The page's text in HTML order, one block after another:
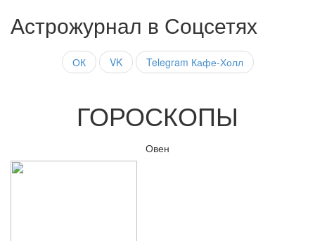
Астрожурнал в Соцсетях
ОК VK Telegram Кафе-Холл
ГОРОСКОПЫ
Овен